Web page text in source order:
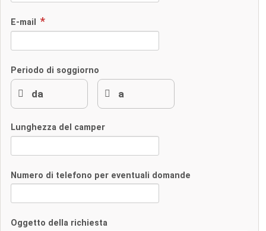
E-mail
Periodo di soggiorno
Lunghezza del camper
Numero di telefono per eventuali domande
Oggetto della richiesta